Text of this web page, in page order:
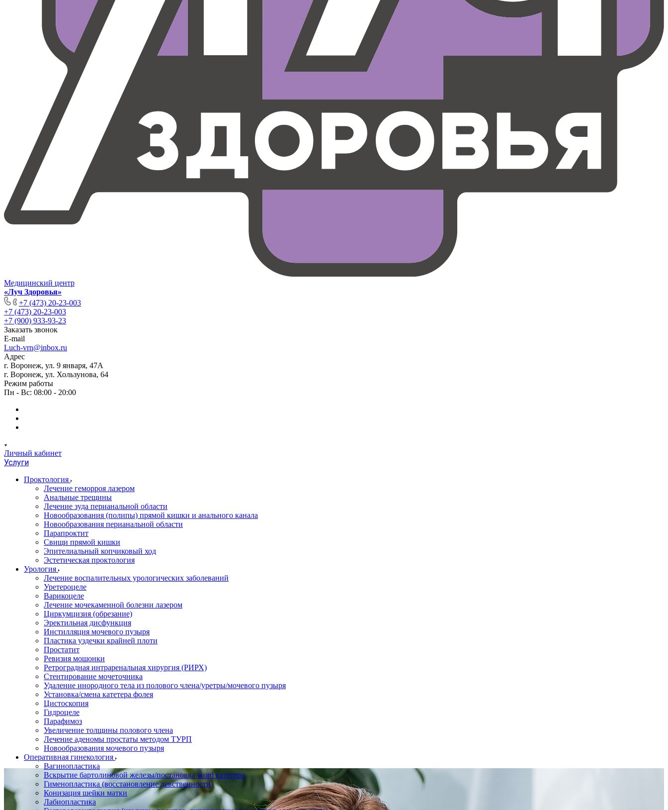
Медицинский центр
«Луч Здоровья»
+7 (473) 20-23-003
+7 (473) 20-23-003
+7 (900) 933-93-23
Заказать звонок
E-mail
Luch-vrn@inbox.ru
Адрес
г. Воронеж, ул. 9 января, 47А
г. Воронеж, ул. Хользунова, 64
Режим работы
Пн - Вс: 08:00 - 20:00
Личный кабинет
Услуги
Проктология
Лечение геморроя лазером
Анальные трещины
Лечение зуда перианальной области
Новообразования (полипы) прямой кишки и анального канала
Новообразования перианальной области
Парапроктит
Свищи прямой кишки
Эпителиальный копчиковый ход
Эстетическая проктология
Урология
Лечение воспалительных урологических заболеваний
Уретероцеле
Варикоцеле
Лечение мочекаменной болезни лазером
Циркумцизия (обрезание)
Эректильная дисфункция
Инстилляция мочевого пузыря
Пластика уздечки крайней плоти
Простатит
Ревизия мошонки
Ретроградная интраренальная хирургия (РИРХ)
Стентирование мочеточника
Удаление инородного тела из полового члена/уретры/мочевого пузыря
Установка/смена катетера фолея
Цистоскопия
Гидроцеле
Парафимоз
Увеличение толщины полового члена
Лечение аденомы простаты методом ТУРП
Новообразования мочевого пузыря
Оперативная гинекология
Вагинопластика
Вскрытие бартолиновой железы/постановка word катетера
Гименопластика (восстановление девственности)
Конизация шейки матки
Лабиопластика